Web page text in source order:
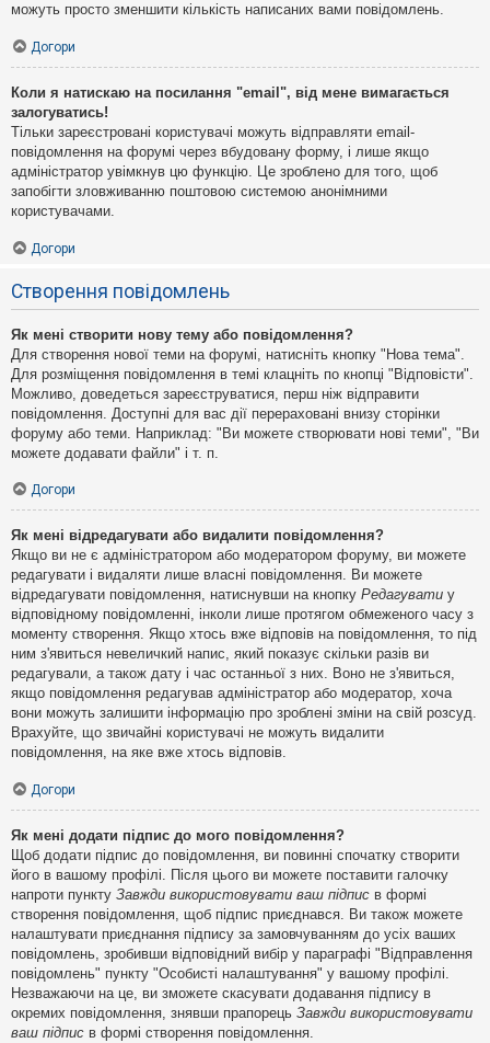
можуть просто зменшити кількість написаних вами повідомлень.
Догори
Коли я натискаю на посилання "email", від мене вимагається
залогуватись!
Тільки зареєстровані користувачі можуть відправляти email-
повідомлення на форумі через вбудовану форму, і лише якщо
адміністратор увімкнув цю функцію. Це зроблено для того, щоб
запобігти зловживанню поштовою системою анонімними
користувачами.
Догори
Створення повідомлень
Як мені створити нову тему або повідомлення?
Для створення нової теми на форумі, натисніть кнопку "Нова тема".
Для розміщення повідомлення в темі клацніть по кнопці "Відповісти".
Можливо, доведеться зареєструватися, перш ніж відправити
повідомлення. Доступні для вас дії перераховані внизу сторінки
форуму або теми. Наприклад: "Ви можете створювати нові теми", "Ви
можете додавати файли" і т. п.
Догори
Як мені відредагувати або видалити повідомлення?
Якщо ви не є адміністратором або модератором форуму, ви можете
редагувати і видаляти лише власні повідомлення. Ви можете
відредагувати повідомлення, натиснувши на кнопку Редагувати у
відповідному повідомленні, інколи лише протягом обмеженого часу з
моменту створення. Якщо хтось вже відповів на повідомлення, то під
ним з'явиться невеличкий напис, який показує скільки разів ви
редагували, а також дату і час останньої з них. Воно не з'явиться,
якщо повідомлення редагував адміністратор або модератор, хоча
вони можуть залишити інформацію про зроблені зміни на свій розсуд.
Врахуйте, що звичайні користувачі не можуть видалити
повідомлення, на яке вже хтось відповів.
Догори
Як мені додати підпис до мого повідомлення?
Щоб додати підпис до повідомлення, ви повинні спочатку створити
його в вашому профілі. Після цього ви можете поставити галочку
напроти пункту Завжди використовувати ваш підпис в формі
створення повідомлення, щоб підпис приєднався. Ви також можете
налаштувати приєднання підпису за замовчуванням до усіх ваших
повідомлень, зробивши відповідний вибір у параграфі "Відправлення
повідомлень" пункту "Особисті налаштування" у вашому профілі.
Незважаючи на це, ви зможете скасувати додавання підпису в
окремих повідомлення, знявши прапорець Завжди використовувати
ваш підпис в формі створення повідомлення.